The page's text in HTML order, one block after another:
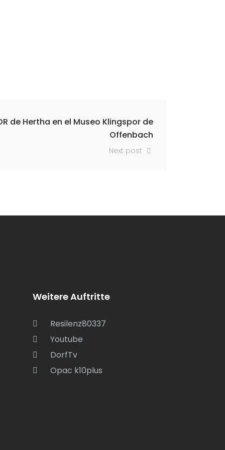
de Hertha en el Museo Klingspor de
Offenbach
Next post
Weitere Auftritte
Resilenz80337
Youtube
DorfTv
Opac k10plus